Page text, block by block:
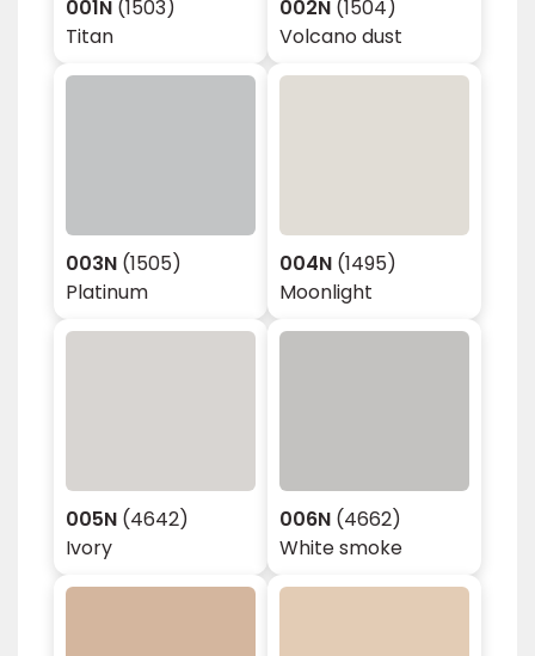
001N (1503)
Titan
002N (1504)
Volcano dust
003N (1505)
Platinum
004N (1495)
Moonlight
005N (4642)
Ivory
006N (4662)
White smoke